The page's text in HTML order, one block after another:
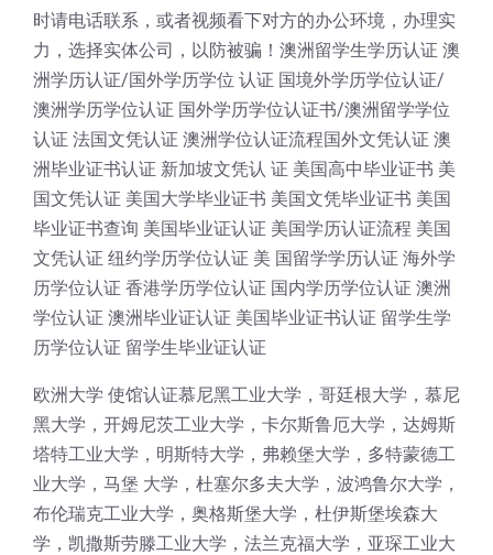
时请电话联系，或者视频看下对方的办公环境，办理实
力，选择实体公司，以防被骗！澳洲留学生学历认证 澳
洲学历认证/国外学历学位 认证 国境外学历学位认证/
澳洲学历学位认证 国外学历学位认证书/澳洲留学学位
认证 法国文凭认证 澳洲学位认证流程国外文凭认证 澳
洲毕业证书认证 新加坡文凭认 证 美国高中毕业证书 美
国文凭认证 美国大学毕业证书 美国文凭毕业证书 美国
毕业证书查询 美国毕业证认证 美国学历认证流程 美国
文凭认证 纽约学历学位认证 美 国留学学历认证 海外学
历学位认证 香港学历学位认证 国内学历学位认证 澳洲
学位认证 澳洲毕业证认证 美国毕业证书认证 留学生学
历学位认证 留学生毕业证认证
欧洲大学 使馆认证慕尼黑工业大学，哥廷根大学，慕尼
黑大学，开姆尼茨工业大学，卡尔斯鲁厄大学，达姆斯
塔特工业大学，明斯特大学，弗赖堡大学，多特蒙德工
业大学，马堡 大学，杜塞尔多夫大学，波鸿鲁尔大学，
布伦瑞克工业大学，奥格斯堡大学，杜伊斯堡埃森大
学，凯撒斯劳滕工业大学，法兰克福大学，亚琛工业大